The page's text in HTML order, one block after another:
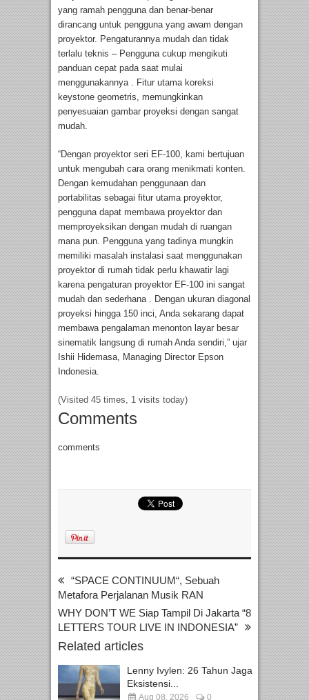
yang ramah pengguna dan benar-benar
dirancang untuk pengguna yang awam dengan
proyektor. Pengaturannya mudah dan tidak
terlalu teknis – Pengguna cukup mengikuti
panduan cepat pada saat mulai
menggunakannya . Fitur utama koreksi
keystone geometris, memungkinkan
penyesuaian gambar proyeksi dengan sangat
mudah.
“Dengan proyektor seri EF-100, kami bertujuan
untuk mengubah cara orang menikmati konten.
Dengan kemudahan penggunaan dan
portabilitas sebagai fitur utama proyektor,
pengguna dapat membawa proyektor dan
memproyeksikan dengan mudah di ruangan
mana pun. Pengguna yang tadinya mungkin
memiliki masalah instalasi saat menggunakan
proyektor di rumah tidak perlu khawatir lagi
karena pengaturan proyektor EF-100 ini sangat
mudah dan sederhana . Dengan ukuran diagonal
proyeksi hingga 150 inci, Anda sekarang dapat
membawa pengalaman menonton layar besar
sinematik langsung di rumah Anda sendiri,” ujar
Ishii Hidemasa, Managing Director Epson
Indonesia.
(Visited 45 times, 1 visits today)
Comments
comments
“SPACE CONTINUUM“, Sebuah
Metafora Perjalanan Musik RAN
WHY DON’T WE Siap Tampil Di Jakarta “8
LETTERS TOUR LIVE IN INDONESIA”
Related articles
Lenny Ivylen: 26 Tahun Jaga
Eksistensi...
Aug 08, 2026 0